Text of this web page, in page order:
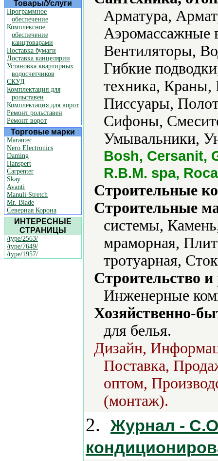
Товары/Услуги
Программное
обеспечение
Комплексное
обеспечение
канцтоварами
Поставка бумаги
Доставка канцелярии
Установка квартирных
водосчетчиков
СКУД
Комплектация для
рольставен
Комплектация для ворот
Ремонт рольставен
Ремонт ворот
Торговые марки
Marantec
Nero Electronics
Daming
Hanspert
Carpenter
Skay
Avanti
Manuli Stretch
Mr. Blade
Северная Корона
ИНТЕРЕСНЫЕ
СТРАНИЦЫ
/type/2563/
/type/7649/
/type/1957/
Арматура,
Аэромассажные
Вентиляторы,
Гибкие
техника,
Писсуары,
Сифоны,
Умывальники,
Bosh, Cersanit,
R.B.M. spa,
Строительные
Строительные
системы,
мраморная,
тротуарная,
Строительство
Инженерные
Хозяйственно-
для белья.
Дизайн,
Поставка,
оптом,
(монтаж).
2.
Журнал -